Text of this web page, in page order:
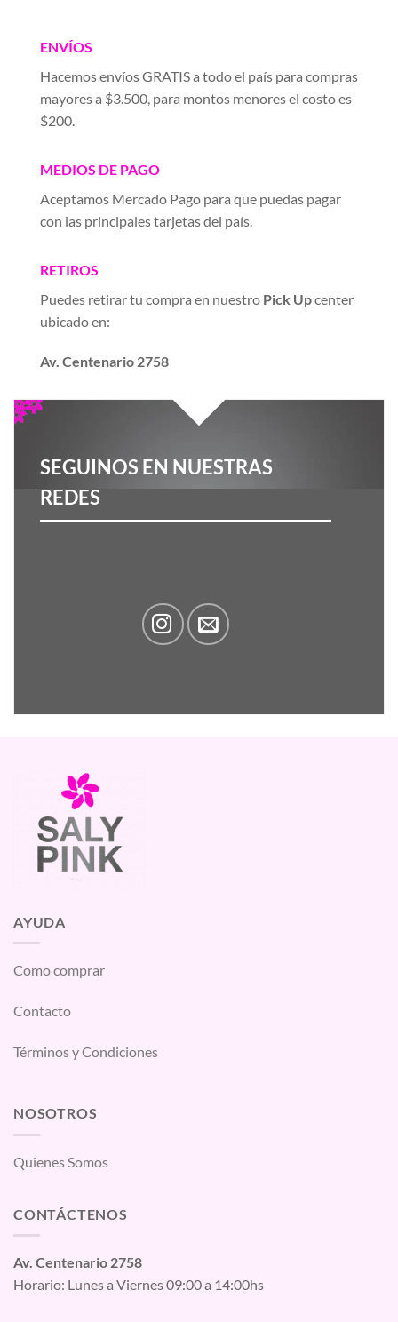
ENVÍOS
Hacemos envíos GRATIS a todo el país para compras
mayores a $3.500, para montos menores el costo es
$200.
MEDIOS DE PAGO
Aceptamos Mercado Pago para que puedas pagar
con las principales tarjetas del país.
RETIROS
Puedes retirar tu compra en nuestro Pick Upcenter
ubicado en:
Av. Centenario 2758
SEGUINOS EN NUESTRAS
REDES
AYUDA
Como comprar
Contacto
Términos y Condiciones
NOSOTROS
Quienes Somos
CONTÁCTENOS
Av. Centenario 2758
Horario: Lunes a Viernes 09:00 a 14:00hs